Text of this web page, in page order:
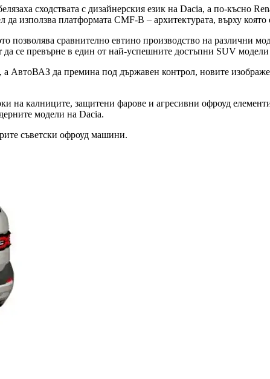
сходствата с дизайнерския език на Dacia, а по-късно
използва платформата CMF-B – архитектурата, върху която
сравнително евтино производство на различни
се превърне в един от най-успешните достъпни SUV
да премина под държавен контрол, новите
на калниците, защитени фарове и агресивни офроуд
модели на Dacia.
съветски офроуд машини.